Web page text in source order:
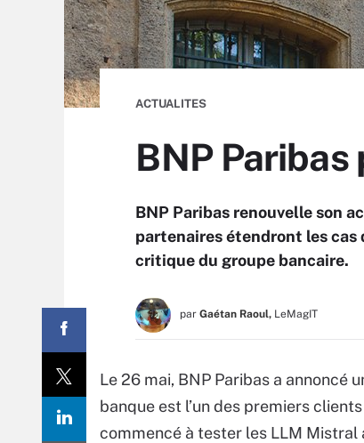
ACTUALITES
BNP
BNP Paribas renouvelle son
partenaires étendront les cas
critique du groupe bancaire.
par Gaétan Raoul, LeMagIT
Le 26 mai, BNP Paribas a annoncé
banque est l’un des premiers
commencé à tester les LLM